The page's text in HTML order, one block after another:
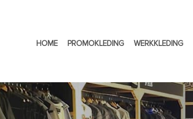
HOME PROMOKLEDING WERKKLEDING